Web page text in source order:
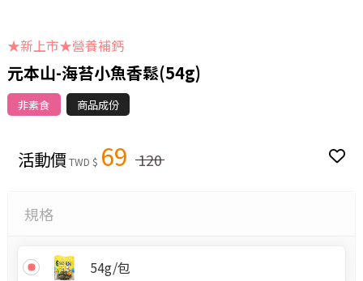
★新上市★營養補鈣
元本山-海苔小魚香鬆(54g)
非素食 商品成份
活動價TWD $ 69 120
規格
54g/包